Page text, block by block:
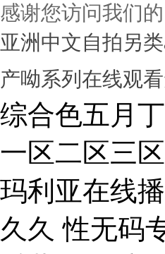
感谢您访问我们
亚洲中文自拍另
产呦系列在线观